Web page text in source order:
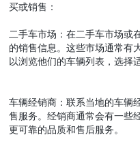
买或销售：
二手车市场：在二手车市场或
的销售信息。这些市场通常有
以浏览他们的车辆列表，选择
车辆经销商：联系当地的车辆
售服务。经销商通常会有一些
更可靠的品质和售后服务。